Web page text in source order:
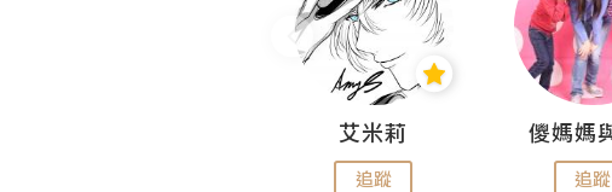
艾米莉
追蹤 追蹤